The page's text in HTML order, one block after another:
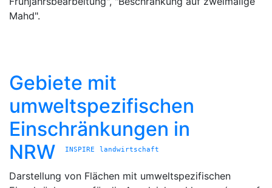
Mahd".
Gebiete mit
umweltspezifischen
Einschränkungen in
NRW
INSPIRE landwirtschaft
Darstellung von Flächen mit umweltspezifischen